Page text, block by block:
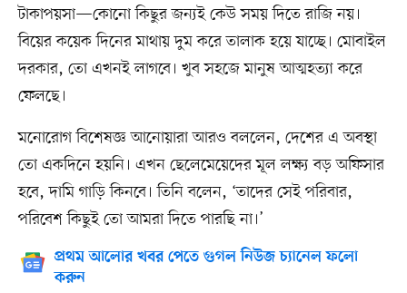
টাকাপয়সা—কোনো কিছুর জন্যই কেউ সময় দিতে রাজি নয়।
বিয়ের কয়েক দিনের মাথায় দুম করে তালাক হয়ে যাচ্ছে। মোবাইল
দরকার, তো এখনই লাগবে। খুব সহজে মানুষ আত্মহত্যা করে
ফেলছে।
মনোরোগ বিশেষজ্ঞ আনোয়ারা আরও বললেন, দেশের এ অবস্থা
তো একদিনে হয়নি। এখন ছেলেমেয়েদের মূল লক্ষ্য বড় অফিসার
হবে, দামি গাড়ি কিনবে। তিনি বলেন, ‘তাদের সেই পরিবার,
পরিবেশ কিছুই তো আমরা দিতে পারছি না।’
প্রথম আলোর খবর পেতে গুগল নিউজ চ্যানেল ফলো
করুন